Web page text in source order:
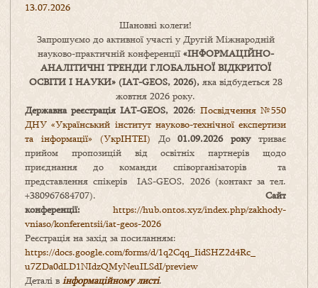
13.07.2026
Шановні колеги!
Запрошуємо до активної участі у Другій Міжнародній
науково-практичній конференції «ІНФОРМАЦІЙНО-
АНАЛІТИЧНІ ТРЕНДИ ГЛОБАЛЬНОЇ ВІДКРИТОЇ
ОСВІТИ І НАУКИ» (IAT-GEOS, 2026),яка відбудеться 28
жовтня 2026 року.
Державна реєстрація IAT-GEOS, 2026: Посвідчення №550
ДНУ «Український інститут науково-технічної експертизи
та інформації» (УкрІНТЕІ) До01.09.2026 рокутриває
прийом пропозицій від освітніх партнерів щодо
приєднання до команди співорганізаторів та
представлення спікерів IAS-GEOS, 2026 (контакт за тел.
+380967684707). Сайт
конференції: https://hub.ontos.xyz/index.php/zakhody-
vniaso/konferentsii/iat-geos-2026
Реєстрація на захід за посиланням:
https://docs.google.com/forms/d/1q2Cqq_IidSHZ2d4Rc_
u7ZDa0dLD1NIdzQMyNeuILSdI/preview
Деталі в інформаційному листі.